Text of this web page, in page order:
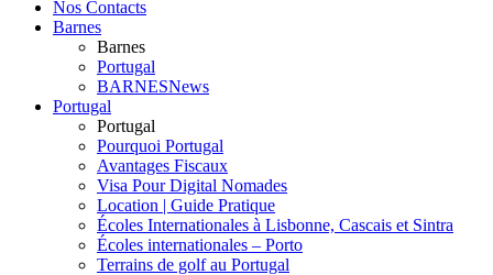
Nos Contacts
Barnes
Barnes
Portugal
BARNESNews
Portugal
Portugal
Pourquoi Portugal
Avantages Fiscaux
Visa Pour Digital Nomades
Location | Guide Pratique
Écoles Internationales à Lisbonne, Cascais et Sintra
Écoles internationales – Porto
Terrains de golf au Portugal